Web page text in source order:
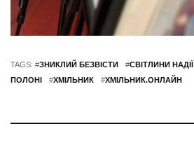
TAGS: #ЗНИКЛИЙ БЕЗВІСТИ #СВІТЛИНИ НАДІЇ
ПОЛОНІ
#ХМІЛЬНИК #ХМІЛЬНИК.ОНЛАЙН